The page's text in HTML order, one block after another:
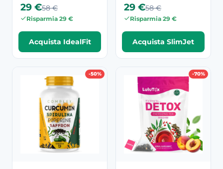
29 €58 €
Risparmia 29 €
Acquista IdealFit
29 €58 €
Risparmia 29 €
Acquista SlimJet
-50% -70%